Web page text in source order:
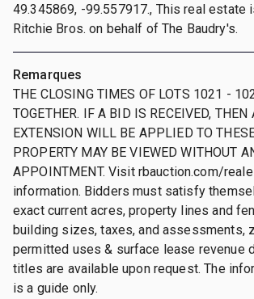
49.345869, -99.557917., This real estate
Ritchie Bros. on behalf of The Baudry's.
Remarques
THE CLOSING TIMES OF LOTS 1021 -
TOGETHER. IF A BID IS RECEIVED, THEN
EXTENSION WILL BE APPLIED TO
PROPERTY MAY BE VIEWED WITHOUT
APPOINTMENT. Visit rbauction.com/
information. Bidders must satisfy
exact current acres, property lines and
building sizes, taxes, and assessments,
permitted uses & surface lease revenue
titles are available upon request. The
is a guide only.